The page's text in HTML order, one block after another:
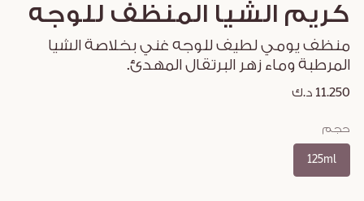
كريم الشيا المنظف للوجه
منظف ​​يومي لطيف للوجه غني بخلاصة الشيا
المرطبة وماء زهر البرتقال المهدئ.
11.250 د.ك
حجم
125ml